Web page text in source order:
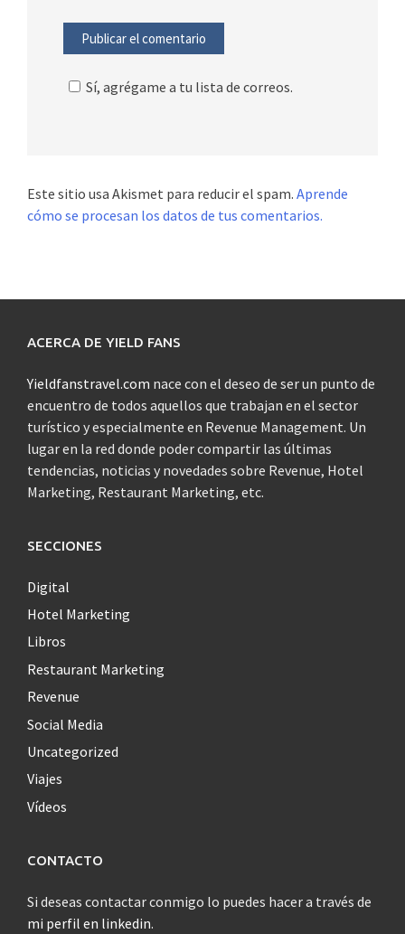
Sí, agrégame a tu lista de correos.
Este sitio usa Akismet para reducir el spam. Aprende
cómo se procesan los datos de tus comentarios.
ACERCA DE YIELD FANS
Yieldfanstravel.com nace con el deseo de ser un punto de
encuentro de todos aquellos que trabajan en el sector
turístico y especialmente en Revenue Management. Un
lugar en la red donde poder compartir las últimas
tendencias, noticias y novedades sobre Revenue, Hotel
Marketing, Restaurant Marketing, etc.
SECCIONES
Digital
Hotel Marketing
Libros
Restaurant Marketing
Revenue
Social Media
Uncategorized
Viajes
Vídeos
CONTACTO
Si deseas contactar conmigo lo puedes hacer a través de
mi perfil en linkedin.